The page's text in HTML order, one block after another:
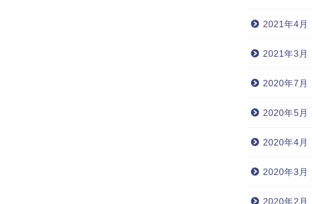
2021年4月
2021年3月
2020年7月
2020年5月
2020年4月
2020年3月
2020年2月